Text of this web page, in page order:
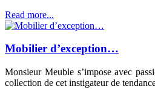
Read more...
Mobilier d’exception…
Monsieur Meuble s’impose avec
collection de cet instigateur de